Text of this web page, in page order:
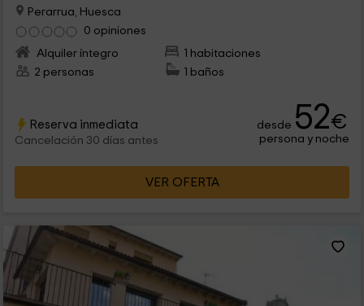
Perarrua, Huesca
0 opiniones
Alquiler íntegro
1 habitaciones
2 personas
1 baños
Reserva inmediata
Cancelación 30 días antes
desde 52€
persona y noche
VER OFERTA